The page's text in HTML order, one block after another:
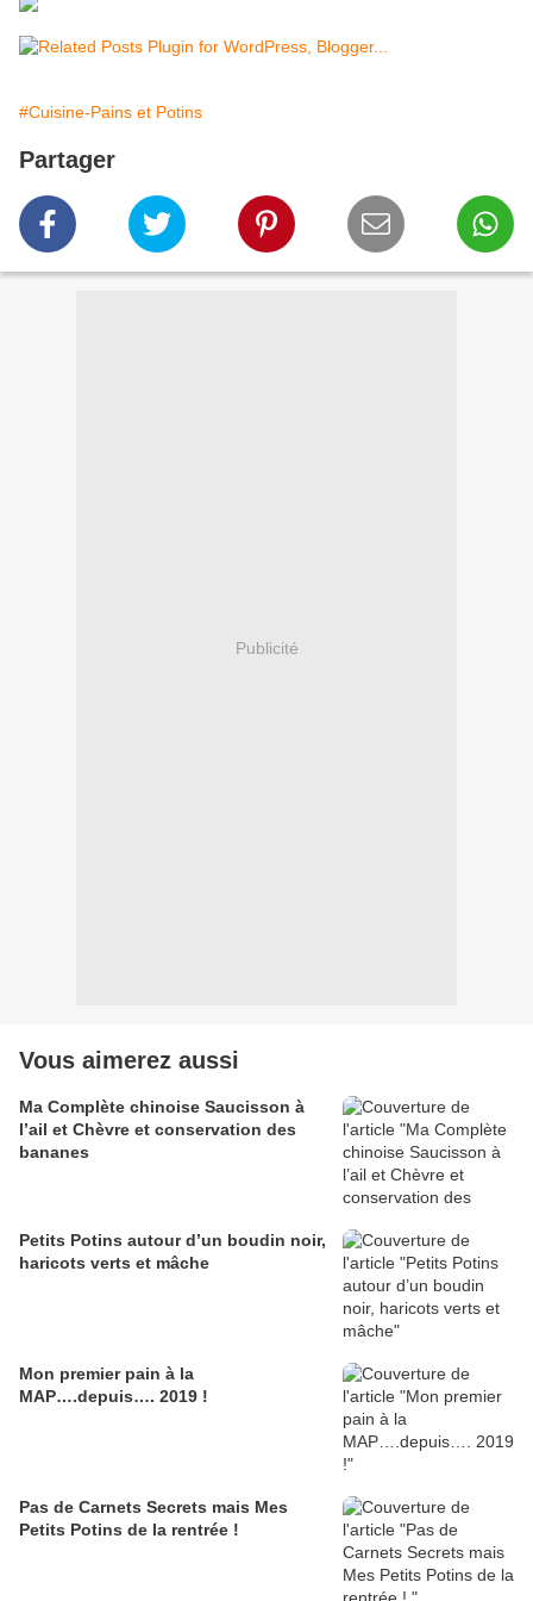
#Cuisine-Pains et Potins
Partager
Publicité
Vous aimerez aussi
Ma Complète chinoise Saucisson à
l’ail et Chèvre et conservation des
bananes
Petits Potins autour d’un boudin noir,
haricots verts et mâche
Mon premier pain à la
MAP….depuis…. 2019 !
Pas de Carnets Secrets mais Mes
Petits Potins de la rentrée !